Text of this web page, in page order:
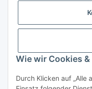
Wie wir Cookies
Durch Klicken auf „Alle